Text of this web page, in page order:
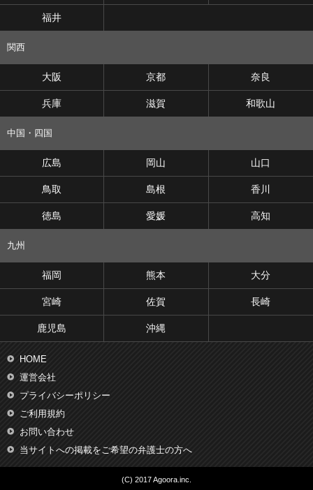
福井
関西
大阪 京都 奈良
兵庫 滋賀 和歌山
中国・四国
広島 岡山 山口
鳥取 島根 香川
徳島 愛媛 高知
九州
福岡 熊本 大分
宮崎 佐賀 長崎
鹿児島 沖縄
HOME
運営会社
プライバシーポリシー
ご利用規約
お問い合わせ
当サイトへの掲載をご希望の弁護士の方へ
(C) 2017 Agoora.inc.